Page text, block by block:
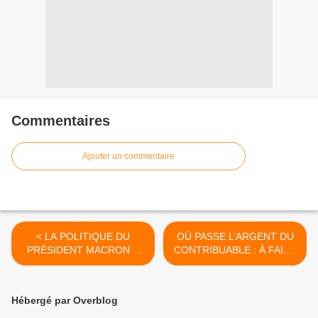
Commentaires
Ajouter un commentaire
< LA POLITIQUE DU
PRÉSIDENT MACRON A
ENGENDRÉ LA PEUR ET
ÉLECTORALES 2024
OÙ PASSE L’ARGENT DU
CONTRIBUABLE : À FAIRE
DES RAPPORTS ? UN BEL
Hébergé par Overblog